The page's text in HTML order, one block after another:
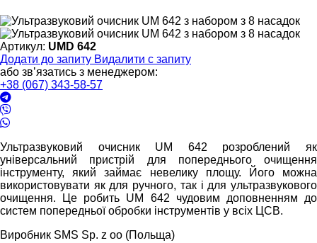
Артикул: UMD 642
Додати до запиту Видалити с запиту
або звʼязатись з менеджером:
+38 (067) 343-58-57
Ультразвуковий очисник UM 642 розроблений як
універсальний пристрій для попереднього очищення
інструменту, який займає невелику площу. Його можна
використовувати як для ручного, так і для ультразвукового
очищення. Це робить UM 642 чудовим доповненням до
систем попередньої обробки інструментів у всіх ЦСВ.
Виробник SMS Sp. z oo (Польща)